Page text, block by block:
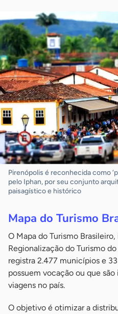
Pirenópolis é reconhecida como
pelo Iphan, por seu conjunto
paisagístico e histórico
Mapa do Turismo
O Mapa do Turismo
Regionalização do Turismo
registra 2.477 municípios e
possuem vocação ou que
viagens no país.
O objetivo é otimizar a